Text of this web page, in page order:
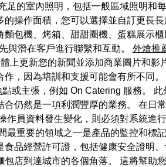
的室內照明，包括一般區域照明和
操作面積，您可以選擇並自訂更長
包機、烤箱、甜甜圈機、蛋糕展示
與潛在客戶進行聯繫和互動。 外燴推
上更新您的新聞並添加商業圖片和影
，因為培訓和支援可能會有所不同
或主張，例如 On Catering 服務。
仍然是一項利潤豐厚的業務。 在日
作員資料發生變化，則必須對系統進
最重要的領域之一是產品的監控和標
品經營許可證，包括健康安全證明
店到達城市的各個角落。 這將幫助